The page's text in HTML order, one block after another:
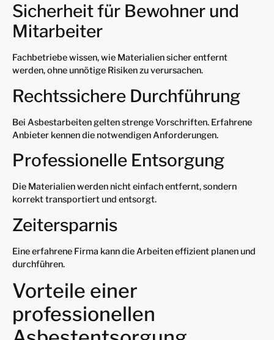
Sicherheit für Bewohner und
Mitarbeiter
Fachbetriebe wissen, wie Materialien sicher entfernt
werden, ohne unnötige Risiken zu verursachen.
Rechtssichere Durchführung
Bei Asbestarbeiten gelten strenge Vorschriften. Erfahrene
Anbieter kennen die notwendigen Anforderungen.
Professionelle Entsorgung
Die Materialien werden nicht einfach entfernt, sondern
korrekt transportiert und entsorgt.
Zeitersparnis
Eine erfahrene Firma kann die Arbeiten effizient planen und
durchführen.
Vorteile einer
professionellen